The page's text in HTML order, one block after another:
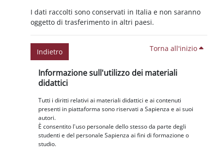
I dati raccolti sono conservati in Italia e non saranno
oggetto di trasferimento in altri paesi.
Indietro Torna all'inizio
Blocchi
Informazione sull'utilizzo dei materiali
didattici
Tutti i diritti relativi ai materiali didattici e ai contenuti
presenti in piattaforma sono riservati a Sapienza e ai suoi
autori.
È consentito l'uso personale dello stesso da parte degli
studenti e del personale Sapienza ai fini di formazione o
studio.